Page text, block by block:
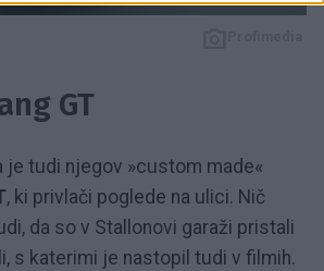
GT
je tudi njegov »custom made«
, ki privlači poglede na ulici. Nič
da so v Stallonovi garaži pristali
s katerimi je nastopil tudi v filmih.